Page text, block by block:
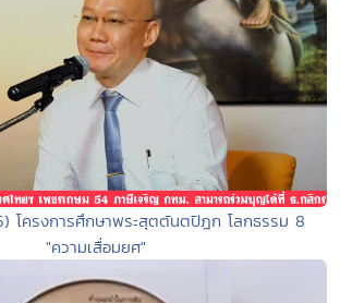
โครงการศึกษาพระสุตตันตปิฎก โลกธรรม 8
"ความเสื่อมยศ"